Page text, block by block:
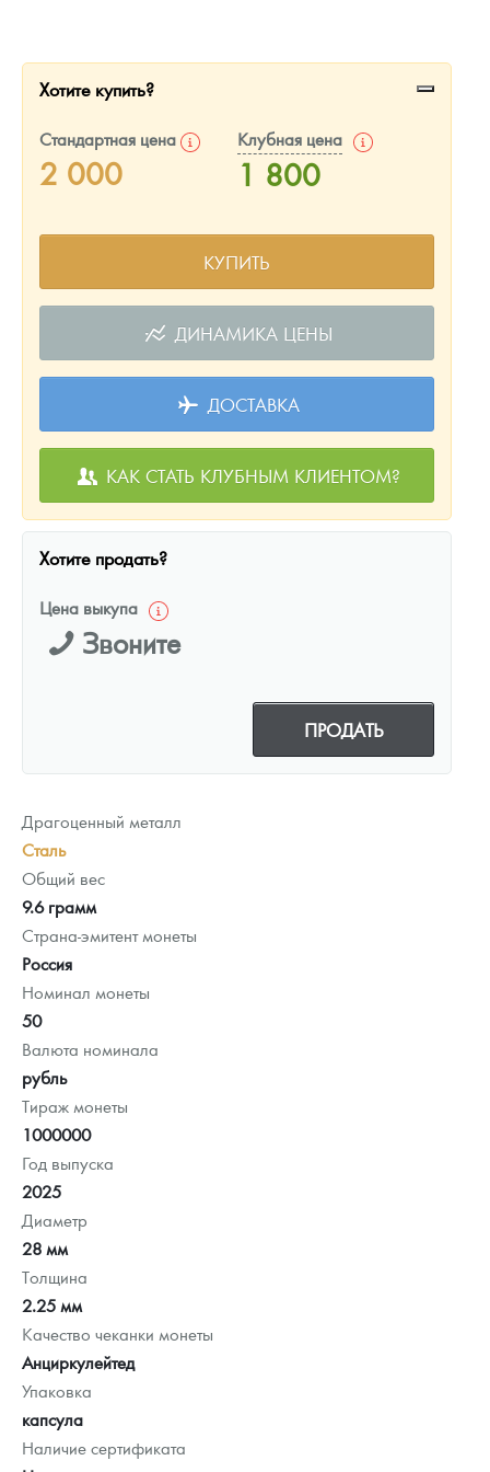
Наборы подарочных и коллекционных монет
Монеты и жетоны из недрагоценных металлов
Хотите купить?
Стандартная цена
2 000
Клубная цена
1 800
КУПИТЬ
ДИНАМИКА ЦЕНЫ
ДОСТАВКА
КАК СТАТЬ КЛУБНЫМ КЛИЕНТОМ?
Хотите продать?
Цена выкупа
Звоните
ПРОДАТЬ
Драгоценный металл
Сталь
Общий вес
9.6 грамм
Страна-эмитент монеты
Россия
Номинал монеты
50
Валюта номинала
рубль
Тираж монеты
1000000
Год выпуска
2025
Диаметр
28 мм
Толщина
2.25 мм
Качество чеканки монеты
Анциркулейтед
Упаковка
капсула
Наличие сертификата